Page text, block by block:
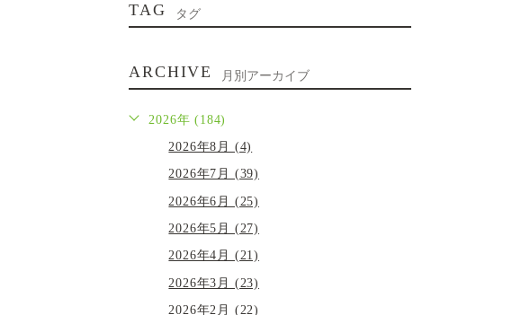
TAG タグ
ARCHIVE 月別アーカイブ
2026年 (184)
2026年8月 (4)
2026年7月 (39)
2026年6月 (25)
2026年5月 (27)
2026年4月 (21)
2026年3月 (23)
2026年2月 (22)